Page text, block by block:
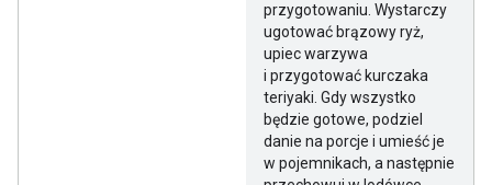
przygotowaniu. Wystarczy
ugotować brązowy ryż,
upiec warzywa
i przygotować kurczaka
teriyaki. Gdy wszystko
będzie gotowe, podziel
danie na porcje i umieść je
w pojemnikach, a następnie